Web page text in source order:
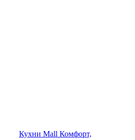
Кухни Mall Комфорт,